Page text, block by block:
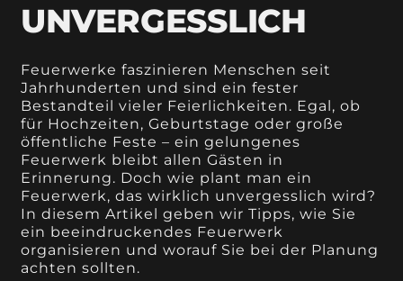
UNVERGESSLICH
Feuerwerke faszinieren Menschen seit
Jahrhunderten und sind ein fester
Bestandteil vieler Feierlichkeiten. Egal, ob
für Hochzeiten, Geburtstage oder große
öffentliche Feste – ein gelungenes
Feuerwerk bleibt allen Gästen in
Erinnerung. Doch wie plant man ein
Feuerwerk, das wirklich unvergesslich wird?
In diesem Artikel geben wir Tipps, wie Sie
ein beeindruckendes Feuerwerk
organisieren und worauf Sie bei der Planung
achten sollten.